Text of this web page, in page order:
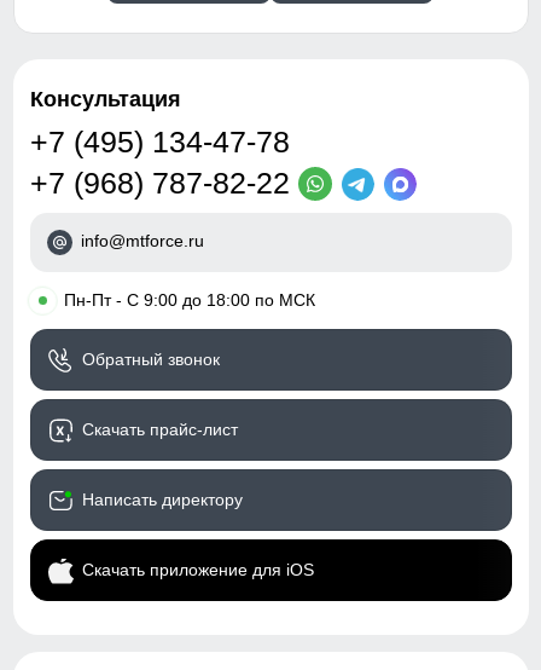
Консультация
+7 (495) 134-47-78
+7 (968) 787-82-22
info@mtforce.ru
• Пн-Пт - С 9:00 до 18:00 по МСК
Обратный звонок
Скачать прайс-лист
Написать директору
Скачать приложение для iOS